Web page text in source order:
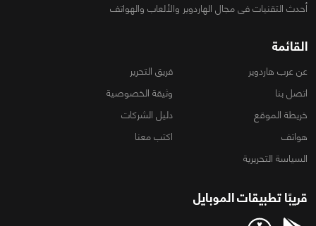
أحدث التقنيات فى مجال الهاردوير والألعاب والهواتف
القائمة
عن عرب هاردوير
فريق التحرير
اتصل بنا
وثيقة الخصوصية
خريطة الموقع
دليل الشركات
هواتف
اكتب معنا
السياسة التحريرية
قريبًا تطبيقات الموبايل